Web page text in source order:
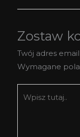
Zostaw
Twój adres
Wymagane
tutaj..